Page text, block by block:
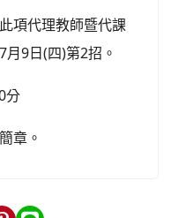
項代理教師暨代課
9日(四)第2招。
分
章。